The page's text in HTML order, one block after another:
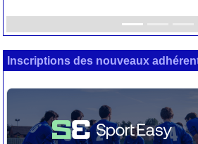
Inscriptions des nouveaux